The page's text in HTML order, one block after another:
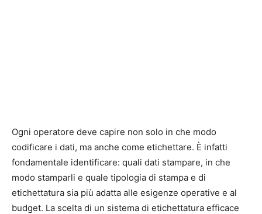
Ogni operatore deve capire non solo in che modo
codificare i dati, ma anche come etichettare. È infatti
fondamentale identificare: quali dati stampare, in che
modo stamparli e quale tipologia di stampa e di
etichettatura sia più adatta alle esigenze operative e al
budget. La scelta di un sistema di etichettatura efficace